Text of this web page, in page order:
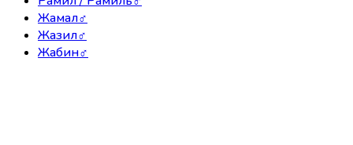
Жамал♂
Жазил♂
Жабин♂